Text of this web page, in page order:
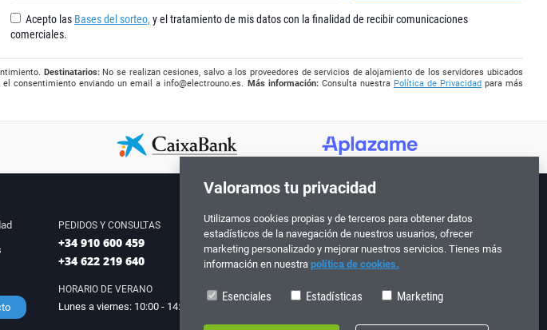
Acepto las Bases del sorteo, y el tratamiento de mis datos con la finalidad de recibir comunicaciones
comerciales.
Destinatarios:No se realizan cesiones, salvo a los proveedores de servicios de alojamiento de los servidores ubicados
el consentimiento enviando un email ainfo@electrouno.es. Más información:Consulta nuestra Política de Privacidadpara más
PEDIDOS Y CONSULTAS
+34 910 600 459
+34 622 219 640
HORARIO DE VERANO
Lunes a viernes: 10:00 - 14:00
¡Síguenos!
Valoramos tu privacidad
Utilizamos cookies propias y de terceros para obtener datos
estadísticos de la navegación de nuestros usuarios, ofrecer
marketing personalizado y mejorar nuestros servicios. Tienes más
información en nuestra política de cookies.
Esenciales Estadísticas Marketing